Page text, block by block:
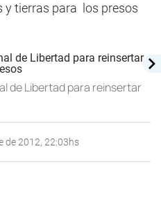
y tierras para los presos
de Libertad para reinsertar
de 2012, 22:03hs